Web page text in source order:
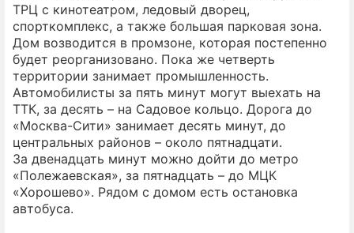
ТРЦ с кинотеатром, ледовый дворец,
спорткомплекс, а также большая парковая зона.
Дом возводится в промзоне, которая постепенно
будет реорганизовано. Пока же четверть
территории занимает промышленность.
Автомобилисты за пять минут могут выехать на
ТТК, за десять – на Садовое кольцо. Дорога до
«Москва-Сити» занимает десять минут, до
центральных районов – около пятнадцати.
За двенадцать минут можно дойти до метро
«Полежаевская», за пятнадцать – до МЦК
«Хорошево». Рядом с домом есть остановка
автобуса.